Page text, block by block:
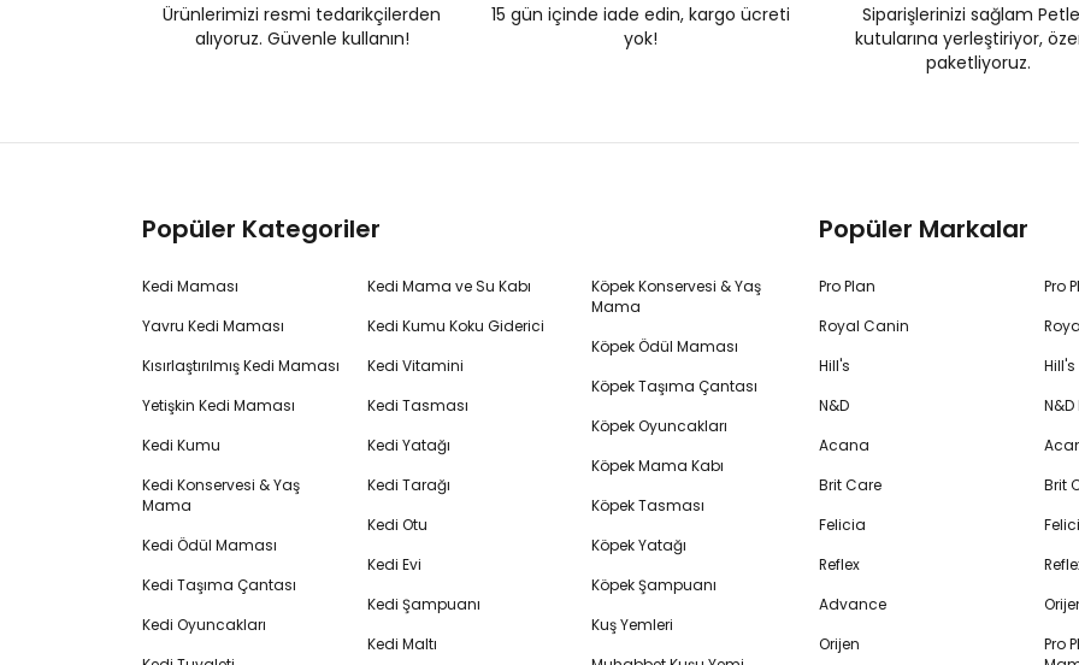
Ürünlerimizi resmi tedarikçilerden
alıyoruz. Güvenle kullanın!
15 gün içinde iade edin, kargo ücreti
yok!
Siparişlerinizi sağlam
kutularına yerleştiriyor,
paketliyoruz.
Popüler Kategoriler
Kedi Maması
Yavru Kedi Maması
Kısırlaştırılmış Kedi Maması
Yetişkin Kedi Maması
Kedi Kumu
Kedi Konservesi & Yaş
Mama
Kedi Ödül Maması
Kedi Taşıma Çantası
Kedi Oyuncakları
Kedi Mama ve Su Kabı
Kedi Kumu Koku Giderici
Kedi Vitamini
Kedi Tasması
Kedi Yatağı
Kedi Tarağı
Kedi Otu
Kedi Evi
Kedi Şampuanı
Kedi Maltı
Köpek Konservesi & Yaş
Mama
Köpek Ödül Maması
Köpek Taşıma Çantası
Köpek Oyuncakları
Köpek Mama Kabı
Köpek Tasması
Köpek Yatağı
Köpek Şampuanı
Kuş Yemleri
Popüler Markalar
Pro Plan
Royal Canin
Hill's
N&D
Acana
Brit Care
Felicia
Reflex
Advance
Orijen
Pro
Brit
Pro